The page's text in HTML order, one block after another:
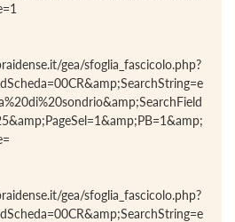
gea/sfoglia_fascicolo.php?
gea/sfoglia_fascicolo.php?